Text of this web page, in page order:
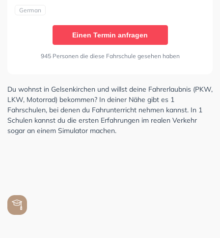
German
Einen Termin anfragen
945 Personen die diese Fahrschule gesehen haben
Du wohnst in Gelsenkirchen und willst deine Fahrerlaubnis (PKW,
LKW, Motorrad) bekommen? In deiner Nähe gibt es 1
Fahrschulen, bei denen du Fahrunterricht nehmen kannst. In 1
Schulen kannst du die ersten Erfahrungen im realen Verkehr
sogar an einem Simulator machen.